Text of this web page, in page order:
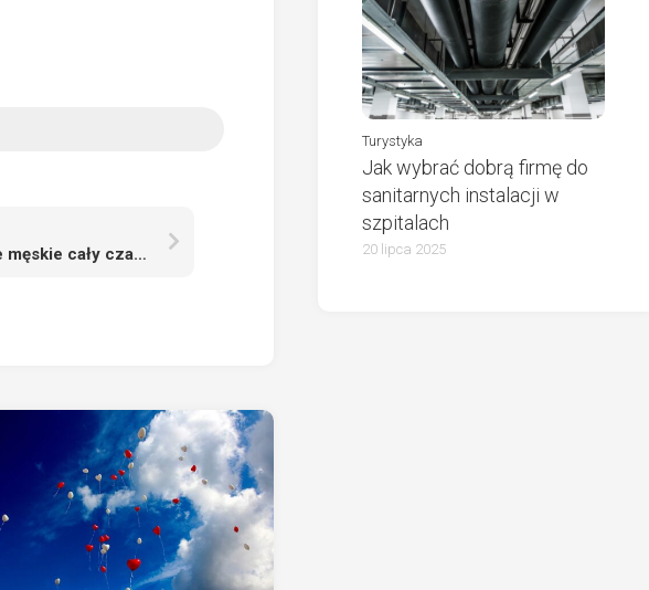
Czemu plecaki skórzane męskie cały czas się cieszą taką popularnością
Turystyka
Jak wybrać dobrą firmę do
sanitarnych instalacji w
szpitalach
20 lipca 2025